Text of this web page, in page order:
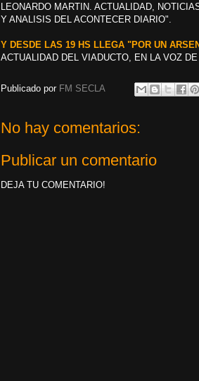
LEONARDO MARTIN. ACTUALIDAD,
Y ANALISIS DEL ACONTECER DIARIO".
Y DESDE LAS 19 HS LLEGA "POR UN
ACTUALIDAD DEL VIADUCTO, EN LA VOZ
Publicado por FM SECLA
No hay comentarios:
Publicar un comentario
DEJA TU COMENTARIO!